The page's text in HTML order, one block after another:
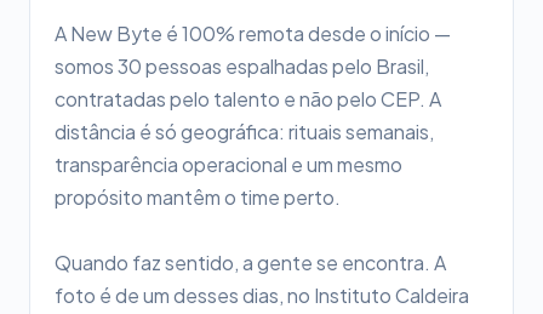
A New Byte é 100% remota desde o início —
somos 30 pessoas espalhadas pelo Brasil,
contratadas pelo talento e não pelo CEP. A
distância é só geográfica: rituais semanais,
transparência operacional e um mesmo
propósito mantêm o time perto.
Quando faz sentido, a gente se encontra. A
foto é de um desses dias, no Instituto Caldeira